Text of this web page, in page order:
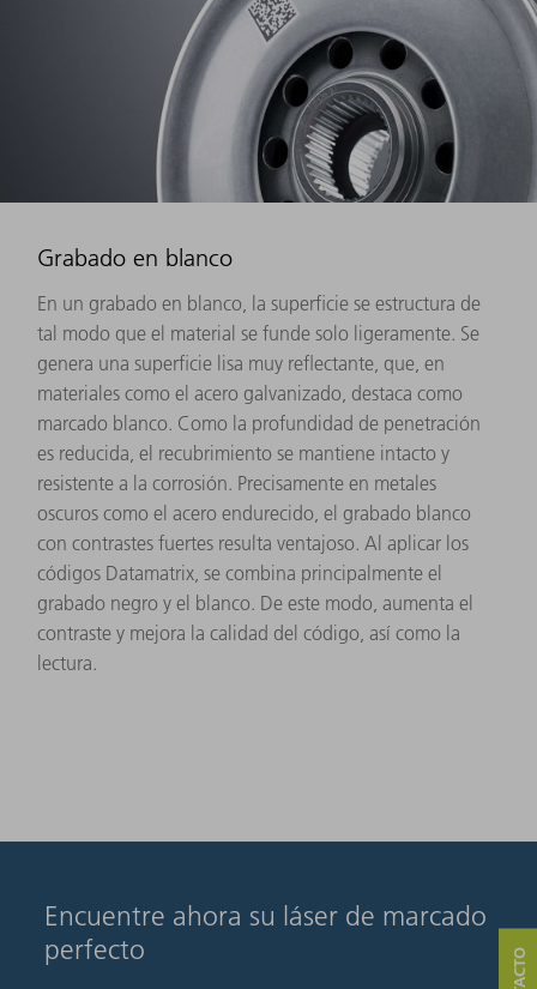
Grabado en blanco
En un grabado en blanco, la superficie se estructura de
tal modo que el material se funde solo ligeramente. Se
genera una superficie lisa muy reflectante, que, en
materiales como el acero galvanizado, destaca como
marcado blanco. Como la profundidad de penetración
es reducida, el recubrimiento se mantiene intacto y
resistente a la corrosión. Precisamente en metales
oscuros como el acero endurecido, el grabado blanco
con contrastes fuertes resulta ventajoso. Al aplicar los
códigos Datamatrix, se combina principalmente el
grabado negro y el blanco. De este modo, aumenta el
contraste y mejora la calidad del código, así como la
lectura.
Encuentre ahora su láser de marcado
perfecto